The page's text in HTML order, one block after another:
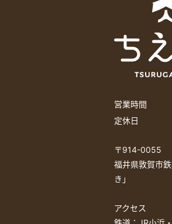
営業時間
定休日
〒914-0055
福井県敦賀市
き」
アクセス